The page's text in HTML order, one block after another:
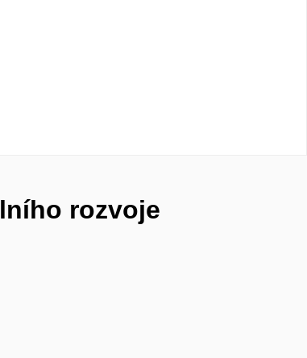
rozvoje